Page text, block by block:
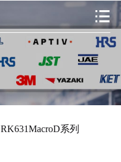
RK631MacroD系列